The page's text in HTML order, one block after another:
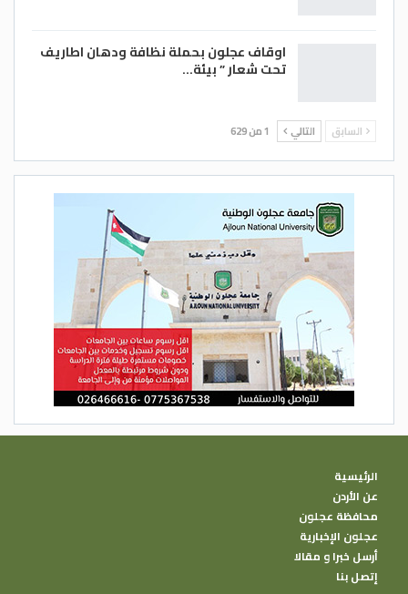
اوقاف عجلون بحملة نظافة ودهان اطاريف
تحت شعار ” بيئة…
السابق التالي 1 من 629
الرئيسية
عن الأردن
محافظة عجلون
عجلون الإخبارية
أرسل خبرا و مقالا
إتصل بنا